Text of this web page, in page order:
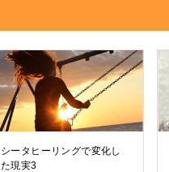
シータヒーリングで変化し
た現実3